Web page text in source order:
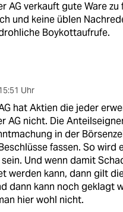
AG verkauft gute Ware zu
und keine üblen
Boykottaufrufe.
Uhr
hat Aktien die jeder
AG nicht. Die
in der
fassen. So wird
Und wenn damit
werden kann, dann gilt
dann kann noch geklagt
hier wohl nicht.